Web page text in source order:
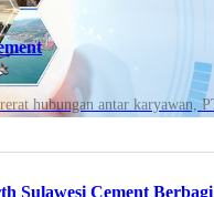
hubungan antar
Cement